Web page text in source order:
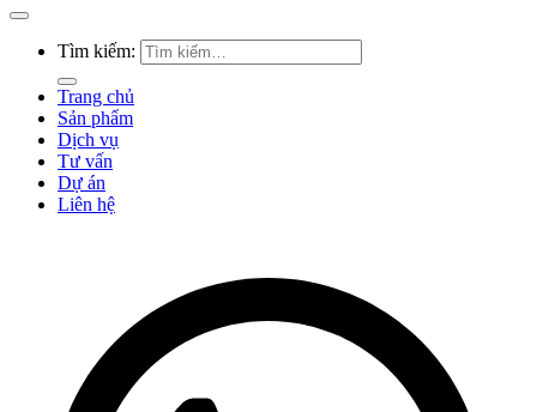
Tìm kiếm:
Trang chủ
Sản phẩm
Dịch vụ
Tư vấn
Dự án
Liên hệ